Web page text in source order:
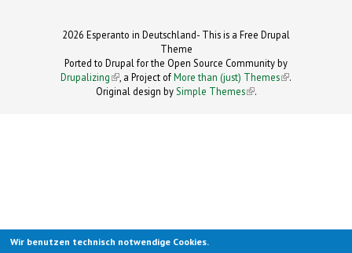
2026 Esperanto in Deutschland- This is a Free Drupal
Theme
Ported to Drupal for the Open Source Community by
Drupalizing(link is external)
, a Project ofMore than (just) Themes (link is
.
Original design by Simple Themes
(link is
.
Wir benutzen technisch notwendige Cookies.